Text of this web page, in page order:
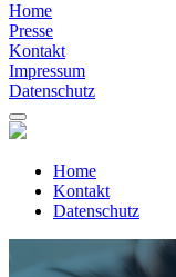
Home
Presse
Kontakt
Impressum
Datenschutz
Home
Kontakt
Datenschutz